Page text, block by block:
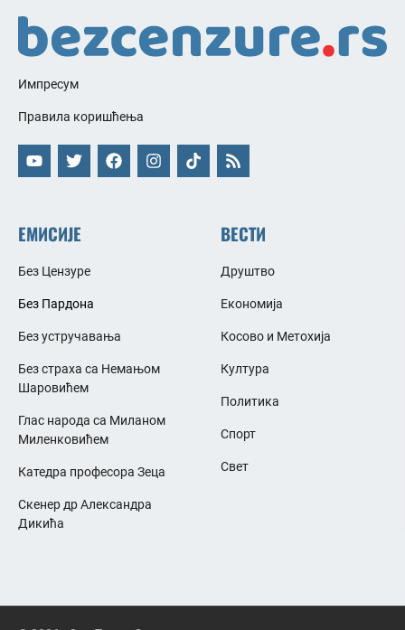
Импресум
Правила коришћења
ЕМИСИЈЕ
Без Цензуре
Без Пардона
Без устручавања
Без страха са Немањом
Шаровићем
Глас народа са Миланом
Миленковићем
Катедра професора Зеца
Скенер др Александра
Дикића
ВЕСТИ
Друштво
Економија
Косово и Метохија
Култура
Политика
Спорт
Свет